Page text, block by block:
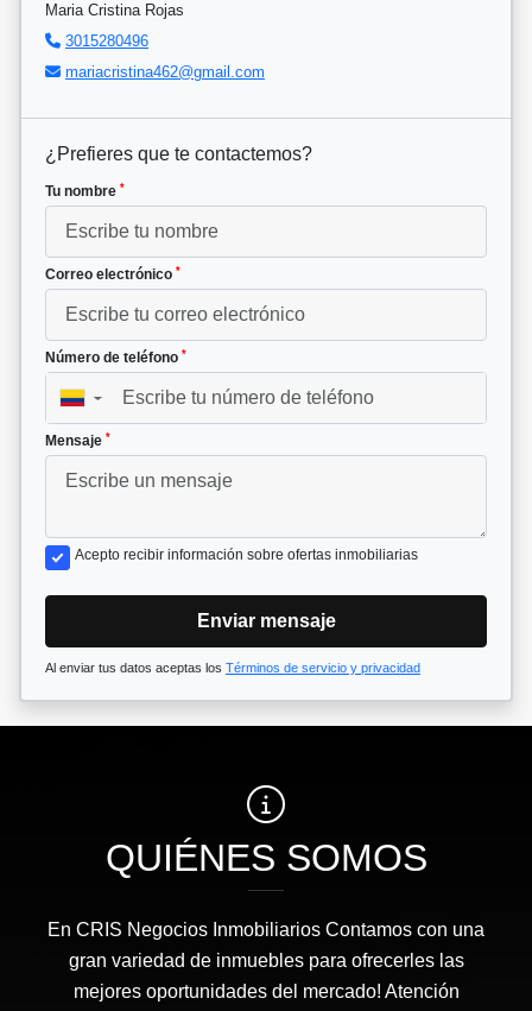
Maria Cristina Rojas
3015280496
mariacristina462@gmail.com
¿Prefieres que te contactemos?
Tu nombre *
Correo electrónico *
Número de teléfono *
▼
Mensaje *
Acepto recibir información sobre ofertas inmobiliarias
Enviar mensaje
Al enviar tus datos aceptas los Términos de servicio y privacidad
QUIÉNES SOMOS
En CRIS Negocios Inmobiliarios Contamos con una
gran variedad de inmuebles para ofrecerles las
mejores oportunidades del mercado! Atención